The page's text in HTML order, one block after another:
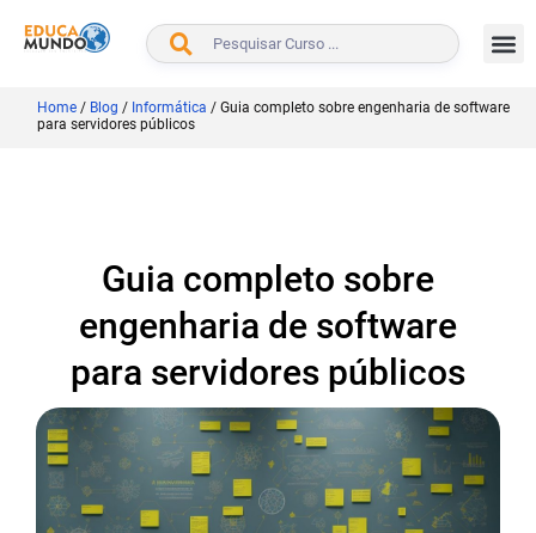
BUSCAR
Home / Blog / Informática / Guia completo sobre engenharia de software
para servidores públicos
Guia completo sobre
engenharia de software
para servidores públicos